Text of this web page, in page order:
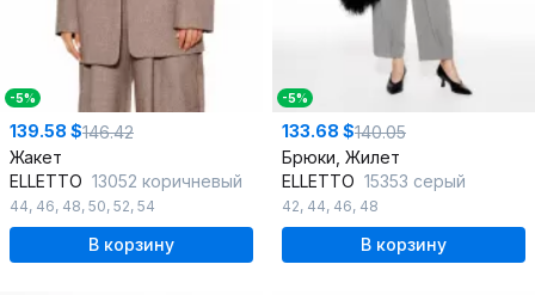
-5%
139.58 $146.42
Жакет
ELLETTO 13052 коричневый
44, 46, 48, 50, 52, 54
В корзину
-5%
133.68 $140.05
Брюки, Жилет
ELLETTO 15353 серый
42, 44, 46, 48
В корзину